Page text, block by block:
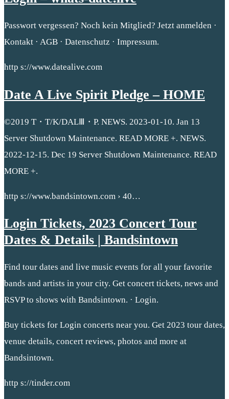
Passwort vergessen? Noch kein Mitglied? Jetzt anmelden ·
Kontakt · AGB · Datenschutz · Impressum.
http s://www.datealive.com
Date A Live Spirit Pledge – HOME
©2019 T・T/K/DALⅢ・P. NEWS. 2023-01-10. Jan 13
Server Shutdown Maintenance. READ MORE +. NEWS.
2022-12-15. Dec 19 Server Shutdown Maintenance. READ
MORE +.
http s://www.bandsintown.com › 40…
Login Tickets, 2023 Concert Tour
Dates & Details | Bandsintown
Find tour dates and live music events for all your favorite
bands and artists in your city. Get concert tickets, news and
RSVP to shows with Bandsintown. · Login.
Buy tickets for Login concerts near you. Get 2023 tour dates,
venue details, concert reviews, photos and more at
Bandsintown.
http s://tinder.com